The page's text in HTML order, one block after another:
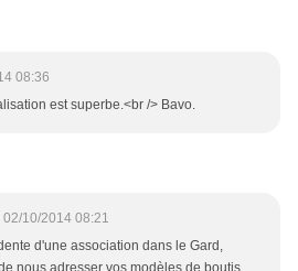
08:36
est superbe.<br /> Bavo.
02/10/2014 08:21
d'une association dans le Gard,
nous adresser vos modèles de boutis